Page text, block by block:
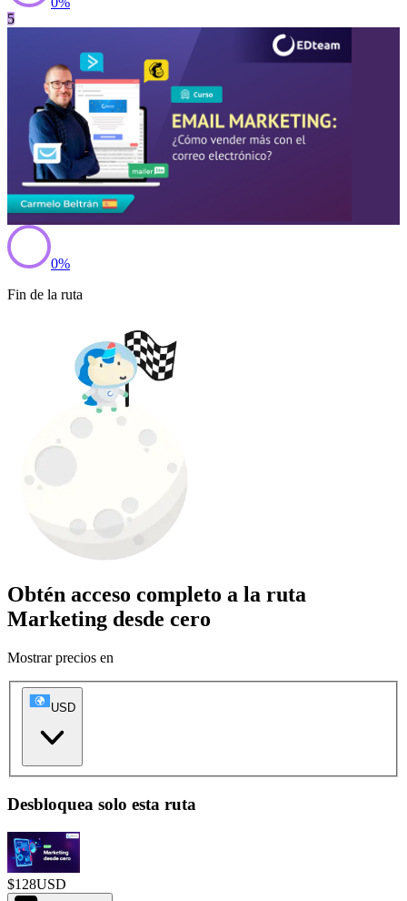
5
0%
Fin de la ruta
Obtén acceso completo a la ruta
Marketing desde cero
Mostrar precios en
USD
Desbloquea solo esta ruta
$128USD